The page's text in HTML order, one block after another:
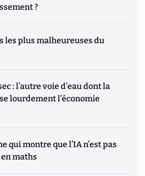
?
les plus malheureuses du
: l’autre voie d’eau dont la
lourdement l’économie
qui montre que l’IA n’est pas
maths